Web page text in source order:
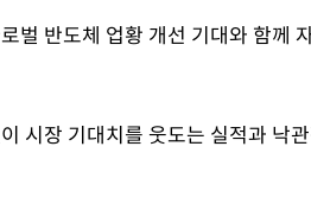
벌 반도체 업황 개선 기대와 함께
시장 기대치를 웃도는 실적과 낙